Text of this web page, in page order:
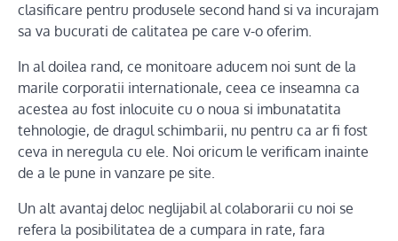
clasificare pentru produsele second hand si va incurajam
sa va bucurati de calitatea pe care v-o oferim.
In al doilea rand, ce monitoare aducem noi sunt de la
marile corporatii internationale, ceea ce inseamna ca
acestea au fost inlocuite cu o noua si imbunatatita
tehnologie, de dragul schimbarii, nu pentru ca ar fi fost
ceva in neregula cu ele. Noi oricum le verificam inainte
de a le pune in vanzare pe site.
Un alt avantaj deloc neglijabil al colaborarii cu noi se
refera la posibilitatea de a cumpara in rate, fara